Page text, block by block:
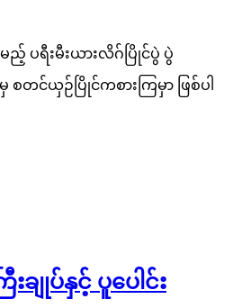
ပရီးမီးယားလိဂ်ပြိုင်ပွဲ ပွဲ
စတင်ယှဉ်ပြိုင်ကစားကြမှာ ဖြစ်ပါ
ချုပ်နှင့် ပူပေါင်း